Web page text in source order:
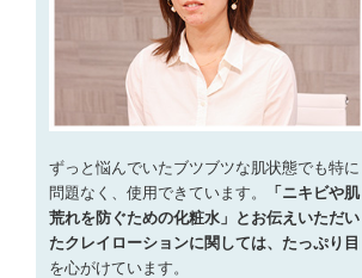
ずっと悩んでいたブツブツな肌状態でも特に
問題なく、使用できています。
「ニキビや肌
荒れを防ぐための化粧水」とお伝えいただい
たクレイローションに関しては、たっぷり目
を心がけています。